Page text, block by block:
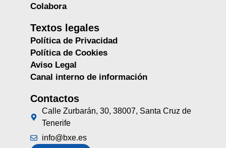
Colabora
Textos legales
Política de Privacidad
Política de Cookies
Aviso Legal
Canal interno de información
Contactos
Calle Zurbarán, 30, 38007, Santa Cruz de
Tenerife
info@bxe.es